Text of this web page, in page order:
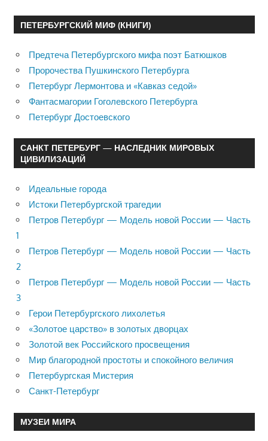
ПЕТЕРБУРГСКИЙ МИФ (КНИГИ)
Предтеча Петербургского мифа поэт Батюшков
Пророчества Пушкинского Петербурга
Петербург Лермонтова и «Кавказ седой»
Фантасмагории Гоголевского Петербурга
Петербург Достоевского
САНКТ ПЕТЕРБУРГ — НАСЛЕДНИК МИРОВЫХ
ЦИВИЛИЗАЦИЙ
Идеальные города
Истоки Петербургской трагедии
Петров Петербург — Модель новой России — Часть
1
Петров Петербург — Модель новой России — Часть
2
Петров Петербург — Модель новой России — Часть
3
Герои Петербургского лихолетья
«Золотое царство» в золотых дворцах
Золотой век Российского просвещения
Мир благородной простоты и спокойного величия
Петербургская Мистерия
Санкт-Петербург
МУЗЕИ МИРА